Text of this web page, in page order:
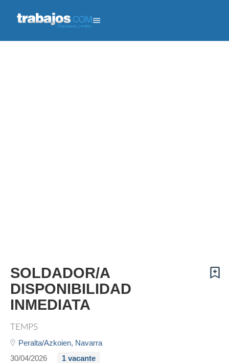
SOLDADOR/A
DISPONIBILIDAD
INMEDIATA
TEMPS
Peralta/Azkoien, Navarra
30/04/2026
1 vacante